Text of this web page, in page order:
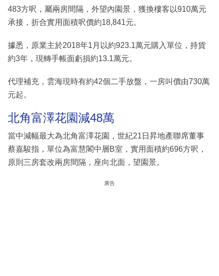
483方呎，屬兩房間隔，外望內園景，獲換樓客以910萬元
承接，折合實用面積呎價約18,841元。
據悉，原業主於2018年1月以約923.1萬元購入單位，持貨
約3年，現轉手帳面虧損約13.1萬元。
代理補充，雲海現時有約42個二手放盤，一房叫價由730萬
元起。
北角富澤花園減48萬
當中減幅最大為北角富澤花園，世紀21日昇地產聯席董事
蔡嘉駿指，單位為富慧閣中層B室，實用面積約696方呎，
原則三房套改兩房間隔，座向北面，望園景。
廣告